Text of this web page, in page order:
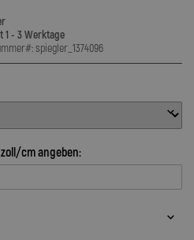
1 - 3 Werktage
spiegler_1374096
cm angeben: